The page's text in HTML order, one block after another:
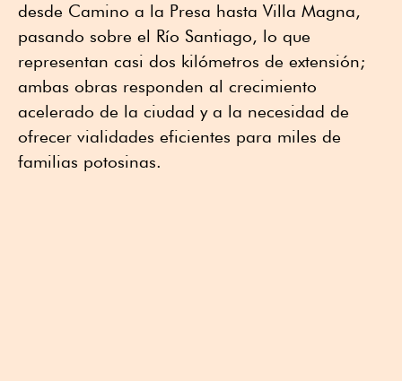
desde Camino a la Presa hasta Villa Magna,
pasando sobre el Río Santiago, lo que
representan casi dos kilómetros de extensión;
ambas obras responden al crecimiento
acelerado de la ciudad y a la necesidad de
ofrecer vialidades eficientes para miles de
familias potosinas.